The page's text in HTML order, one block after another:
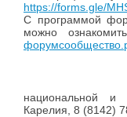
https://forms.gle/
С программой
можно
национальной и
Карелия, 8 (8142)